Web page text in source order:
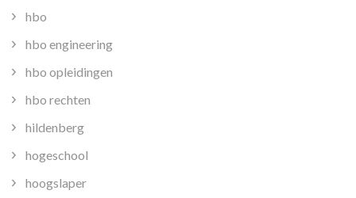
hbo
hbo engineering
hbo opleidingen
hbo rechten
hildenberg
hogeschool
hoogslaper